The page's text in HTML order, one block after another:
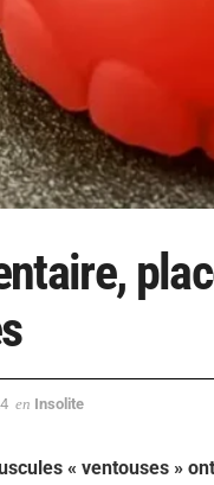
en Insolite
« ventouses »